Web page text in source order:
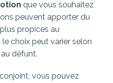
que vous souhaitez
peuvent apporter du
propices au
choix peut varier selon
au défunt.
vous pouvez